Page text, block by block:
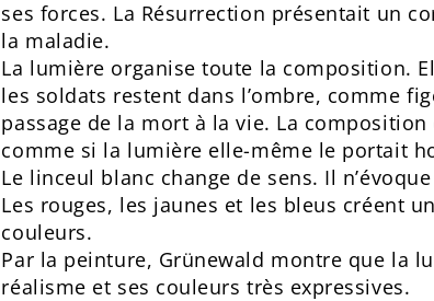
ses forces. La Résurrection présentait un
la maladie.
La lumière organise toute la composition.
les soldats restent dans l’ombre, comme
passage de la mort à la vie. La
comme si la lumière elle-même le portait
Le linceul blanc change de sens. Il
Les rouges, les jaunes et les bleus créent
couleurs.
Par la peinture, Grünewald montre que la
réalisme et ses couleurs très expressives.